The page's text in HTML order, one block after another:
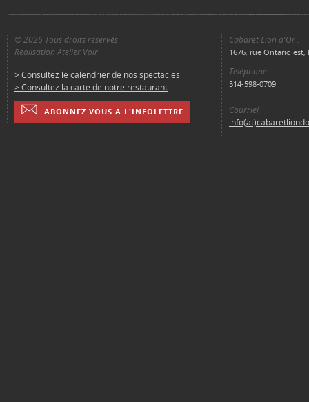
© 2026 Tous droits réservés
Réalisation Atelier Voir
> Consultez le calendrier de nos spectacles
> Consultez la carte de notre restaurant
ABONNEZ VOUS À L'INFOLETTRE
Cabaret Lion d'Or :
1676, rue Ontario est,
Téléphone
514-598-0709
Courriel